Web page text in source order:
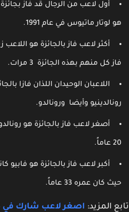
أول لاعب من الرجال قد فاز بجائزة
لوتار ماتيوس في عام 1991.
أكثر لاعب فاز بالجائزة هو اللاعب
كل منهم بهذه الجائزة 3 مرات.
اللاعبان الوحيدان اللذان فازا
وأيضا ورونالدو.
كان عمره 33 عاماً.
المزيد:اصغر لاعب شارك في